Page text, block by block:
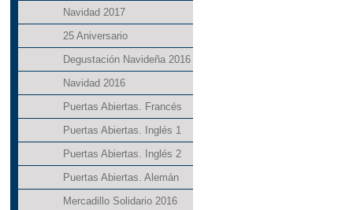
Navidad 2017
25 Aniversario
Degustación Navideña 2016
Navidad 2016
Puertas Abiertas. Francés
Puertas Abiertas. Inglés 1
Puertas Abiertas. Inglés 2
Puertas Abiertas. Alemán
Mercadillo Solidario 2016